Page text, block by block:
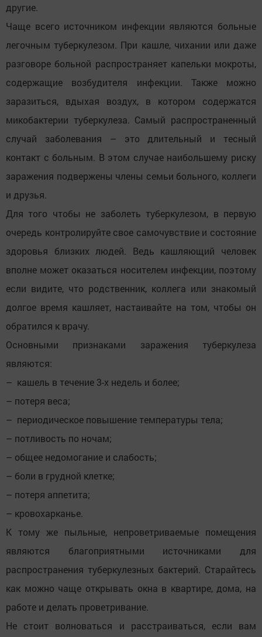
другие.
Чаще всего источником инфекции являются больные
легочным туберкулезом. При кашле, чихании или даже
разговоре больной распространяет капельки мокроты,
содержащие возбудителя инфекции. Также можно
заразиться, вдыхая воздух, в котором содержатся
микобактерии туберкулеза. Самый распространенный
случай заболевания – это длительный и тесный
контакт с больным. В этом случае наибольшему риску
заражения подвержены члены семьи больного, коллеги
и друзья.
Для того чтобы не заболеть туберкулезом, в первую
очередь контролируйте свое самочувствие и состояние
здоровья близких людей. Ведь кашляющий человек
вполне может оказаться носителем инфекции, поэтому
если видите, что родственник, коллега или знакомый
долгое время кашляет, настаивайте на том, чтобы он
обратился к врачу.
Основными признаками заражения туберкулеза
являются:
– кашель в течение 3-х недель и более;
– потеря веса;
– периодическое повышение температуры тела;
– потливость по ночам;
– общее недомогание и слабость;
– боли в грудной клетке;
– потеря аппетита;
– кровохарканье.
К тому же пыльные, непроветриваемые помещения
являются благоприятными источниками для
распространения туберкулезных бактерий. Старайтесь
как можно чаще открывать окна в квартире, дома, на
работе и делать проветривание.
Не стоит волноваться и расстраиваться, если вам